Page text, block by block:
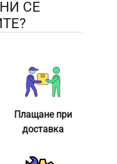
СЕ
Плащане при
доставка